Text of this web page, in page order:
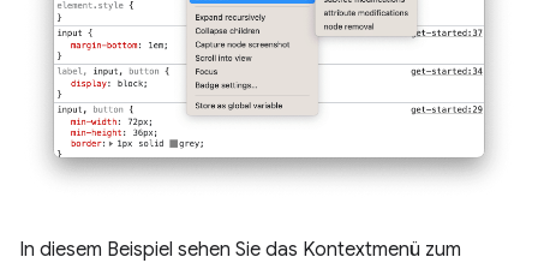
In diesem Beispiel sehen Sie das Kontextmenü zum